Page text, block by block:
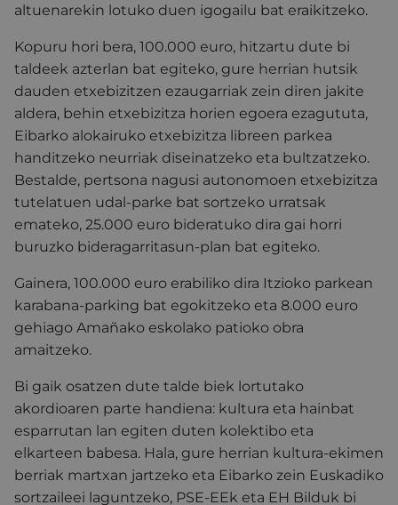
altuenarekin lotuko duen igogailu bat eraikitzeko.
Kopuru hori bera, 100.000 euro, hitzartu dute bi
taldeek azterlan bat egiteko, gure herrian hutsik
dauden etxebizitzen ezaugarriak zein diren jakite
aldera, behin etxebizitza horien egoera ezagututa,
Eibarko alokairuko etxebizitza libreen parkea
handitzeko neurriak diseinatzeko eta bultzatzeko.
Bestalde, pertsona nagusi autonomoen etxebizitza
tutelatuen udal-parke bat sortzeko urratsak
emateko, 25.000 euro bideratuko dira gai horri
buruzko bideragarritasun-plan bat egiteko.
Gainera, 100.000 euro erabiliko dira Itzioko parkean
karabana-parking bat egokitzeko eta 8.000 euro
gehiago Amañako eskolako patioko obra
amaitzeko.
Bi gaik osatzen dute talde biek lortutako
akordioaren parte handiena: kultura eta hainbat
esparrutan lan egiten duten kolektibo eta
elkarteen babesa. Hala, gure herrian kultura-ekimen
berriak martxan jartzeko eta Eibarko zein Euskadiko
sortzaileei laguntzeko, PSE-EEk eta EH Bilduk bi